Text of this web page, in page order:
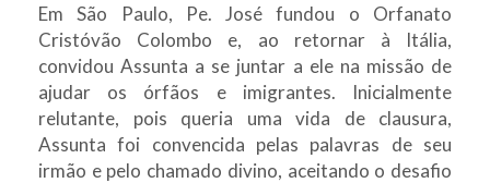
Em São Paulo, Pe. José fundou o Orfanato
Cristóvão Colombo e, ao retornar à Itália,
convidou Assunta a se juntar a ele na missão de
ajudar os órfãos e imigrantes. Inicialmente
relutante, pois queria uma vida de clausura,
Assunta foi convencida pelas palavras de seu
irmão e pelo chamado divino, aceitando o desafio